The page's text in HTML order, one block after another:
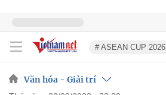
# ASEAN CUP 2026
Văn hóa - Giải trí